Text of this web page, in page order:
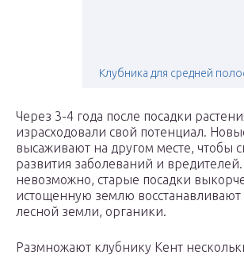
Клубника для средней
Через 3-4 года после посадки
израсходовали свой потенциал.
высаживают на другом месте, чтобы
развития заболеваний и вредителей.
невозможно, старые посадки
истощенную землю
лесной земли, органики.
Размножают клубнику Кент